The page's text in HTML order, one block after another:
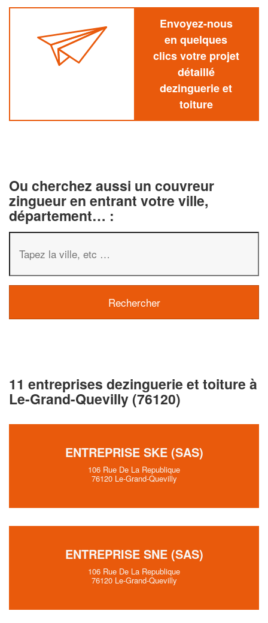
Envoyez-nous
en quelques
clics votre projet
détaillé
dezinguerie et
toiture
Ou cherchez aussi un couvreur
zingueur en entrant votre ville,
département… :
11 entreprises dezinguerie et toiture à
Le-Grand-Quevilly (76120)
ENTREPRISE SKE (SAS)
106 Rue De La Republique
76120 Le-Grand-Quevilly
ENTREPRISE SNE (SAS)
106 Rue De La Republique
76120 Le-Grand-Quevilly